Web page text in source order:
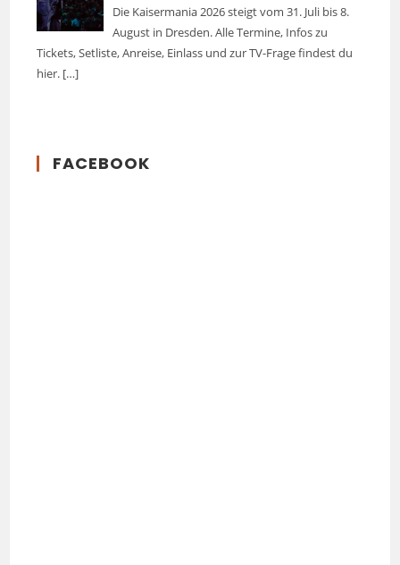
Die Kaisermania 2026 steigt vom 31. Juli bis 8.
August in Dresden. Alle Termine, Infos zu
Tickets, Setliste, Anreise, Einlass und zur TV-Frage findest du
hier. […]
FACEBOOK